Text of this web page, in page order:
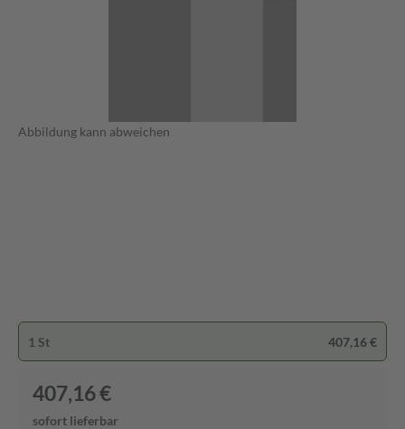
Abbildung kann abweichen
1 St 407,16 €
407,16 €
sofort lieferbar